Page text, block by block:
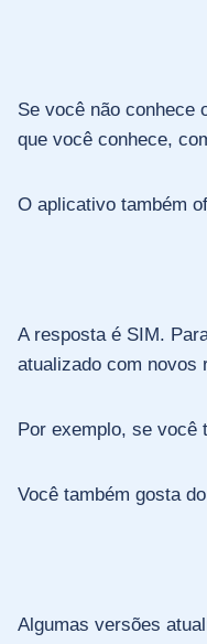
Se você não conhece
que você conhece,
O aplicativo também
A resposta é SIM.
atualizado com novos
Por exemplo, se você
Você também gosta
Algumas versões